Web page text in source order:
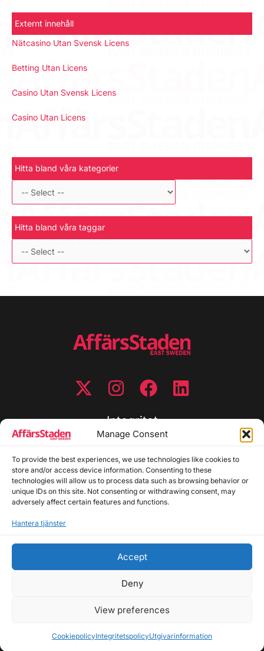
Manage Consent
To provide the best experiences, we use technologies like cookies to
store and/or access device information. Consenting to these
technologies will allow us to process data such as browsing behavior or
unique IDs on this site. Not consenting or withdrawing consent, may
adversely affect certain features and functions.
Hantera tjänster
Accept
Deny
View preferences
CookiepolicyIntegritetspolicyUtgivarinformation
Externt innehåll
Nätcasino Utan Svensk Licens
Betting Utan Licens
Casino Utan Svensk Licens
Casino Utan Licens
Hitta bland våra kategorier
Hitta bland våra taggar
Integritet
Cookiepolicy
Disclaimer
Redaktionell policy
Utgivarinformation
Allmänna frågor: info@affarsstaden.se | Tipsa
annons@affarsstaden.se
© 2026 Affärsstaden.se | 2025 Alla rättigheter